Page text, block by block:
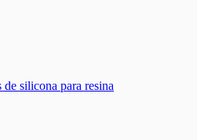
silicona para resina